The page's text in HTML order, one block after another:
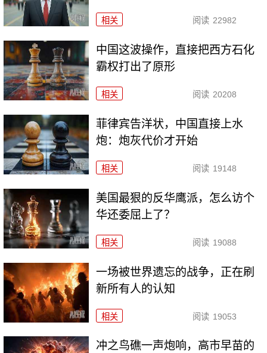
相关 阅读 22982
中国这波操作，直接把西方石化
霸权打出了原形
相关 阅读 20208
菲律宾告洋状，中国直接上水
炮：炮灰代价才开始
相关 阅读 19148
美国最狠的反华鹰派，怎么访个
华还委屈上了？
相关 阅读 19088
一场被世界遗忘的战争，正在刷
新所有人的认知
相关 阅读 19053
冲之鸟礁一声炮响，高市早苗的